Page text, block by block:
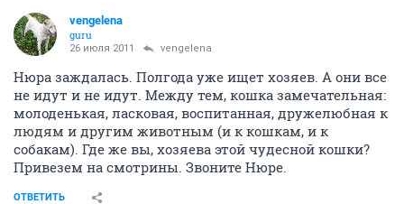
vengelena
guru
26 июля 2011 vengelena
Нюра заждалась. Полгода уже ищет хозяев. А они все
не идут и не идут. Между тем, кошка замечательная:
молоденькая, ласковая, воспитанная, дружелюбная к
людям и другим животным (и к кошкам, и к
собакам). Где же вы, хозяева этой чудесной кошки?
Привезем на смотрины. Звоните Нюре.
ОТВЕТИТЬ